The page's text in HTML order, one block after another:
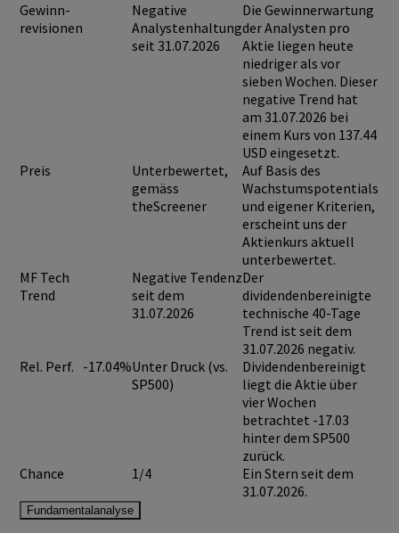
Gewinn-
revisionen
Negative
Analystenhaltung
seit 31.07.2026
Die Gewinnerwartung
der Analysten pro
Aktie liegen heute
niedriger als vor
sieben Wochen. Dieser
negative Trend hat
am 31.07.2026 bei
einem Kurs von 137.44
USD eingesetzt.
Preis
Unterbewertet,
gemäss
theScreener
Auf Basis des
Wachstumspotentials
und eigener Kriterien,
erscheint uns der
Aktienkurs aktuell
unterbewertet.
MF Tech
Trend
Negative Tendenz
seit dem
31.07.2026
Der
dividendenbereinigte
technische 40-Tage
Trend ist seit dem
31.07.2026 negativ.
Rel. Perf. -17.04%Unter Druck (vs.
SP500)
Dividendenbereinigt
liegt die Aktie über
vier Wochen
betrachtet -17.03
hinter dem SP500
zurück.
Chance
1/4
Ein Stern seit dem
31.07.2026.
Fundamentalanalyse